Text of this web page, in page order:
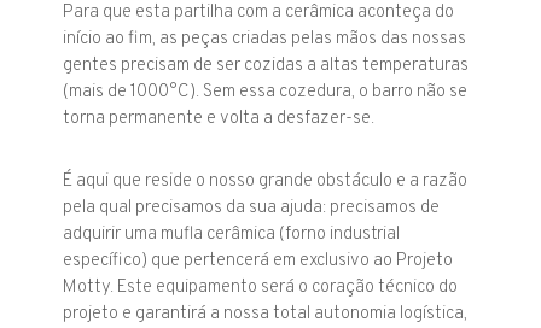
Para que esta partilha com a cerâmica aconteça do
início ao fim, as peças criadas pelas mãos das nossas
gentes precisam de ser cozidas a altas temperaturas
(mais de 1000°C). Sem essa cozedura, o barro não se
torna permanente e volta a desfazer-se.
É aqui que reside o nosso grande obstáculo e a razão
pela qual precisamos da sua ajuda: precisamos de
adquirir uma mufla cerâmica (forno industrial
específico) que pertencerá em exclusivo ao Projeto
Motty. Este equipamento será o coração técnico do
projeto e garantirá a nossa total autonomia logística,